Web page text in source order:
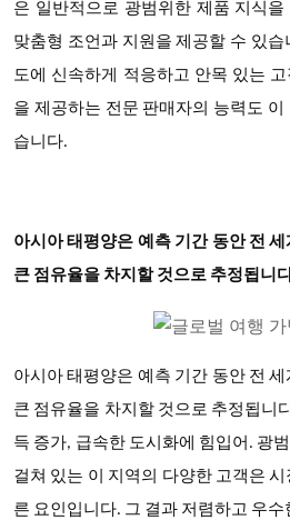
은 일반적으로 광범위한 제품 지식을
맞춤형 조언과 지원을 제공할 수 있
도에 신속하게 적응하고 안목 있는
을 제공하는 전문 판매자의 능력도
습니다.
아시아 태평양은 예측 기간 동안 전
큰 점유율을 차지할 것으로 추정됩니
아시아 태평양은 예측 기간 동안 전
큰 점유율을 차지할 것으로 추정됩니
득 증가, 급속한 도시화에 힘입어. 광
걸쳐 있는 이 지역의 다양한 고객은
른 요인입니다. 그 결과 저렴하고 우수